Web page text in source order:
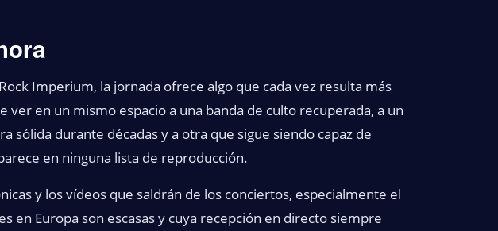
Imperium, la jornada ofrece algo que cada vez resulta más
ver en un mismo espacio a una banda de culto recuperada, a un
sólida durante décadas y a otra que sigue siendo capaz de
en ninguna lista de reproducción.
y los vídeos que saldrán de los conciertos, especialmente el
en Europa son escasas y cuya recepción en directo siempre